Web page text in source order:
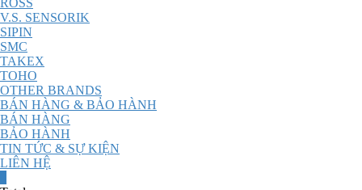
ROSS
V.S. SENSORIK
SIPIN
SMC
TAKEX
TOHO
OTHER BRANDS
BÁN HÀNG & BẢO HÀNH
BÁN HÀNG
BẢO HÀNH
TIN TỨC & SỰ KIỆN
LIÊN HỆ